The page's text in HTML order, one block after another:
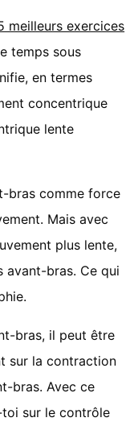
meilleurs exercices
temps sous
en termes
concentrique
lente
bras comme force
Mais avec
plus lente,
avant-bras. Ce qui
bras, il peut être
sur la contraction
bras. Avec ce
sur le contrôle